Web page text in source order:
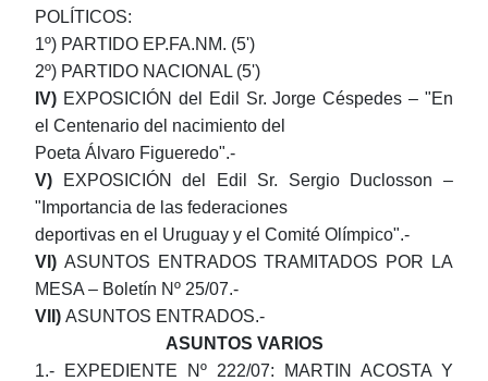
POLÍTICOS:
1º) PARTIDO EP.FA.NM. (5')
2º) PARTIDO NACIONAL (5')
IV) EXPOSICIÓN del Edil Sr. Jorge Céspedes – "En
el Centenario del nacimiento del
Poeta Álvaro Figueredo".-
V)
EXPOSICIÓN
del Edil Sr. Sergio Duclosson –
"Importancia de las federaciones
deportivas en el Uruguay y el Comité Olímpico".-
VI) ASUNTOS ENTRADOS TRAMITADOS POR LA
MESA – Boletín Nº 25/07.-
VII) ASUNTOS ENTRADOS.-
ASUNTOS VARIOS
1.- EXPEDIENTE Nº 222/07: MARTIN ACOSTA Y